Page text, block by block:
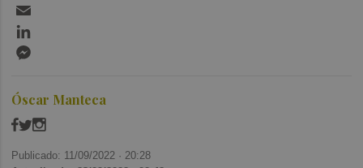
Óscar Manteca
Publicado: 11/09/2022 · 20:28